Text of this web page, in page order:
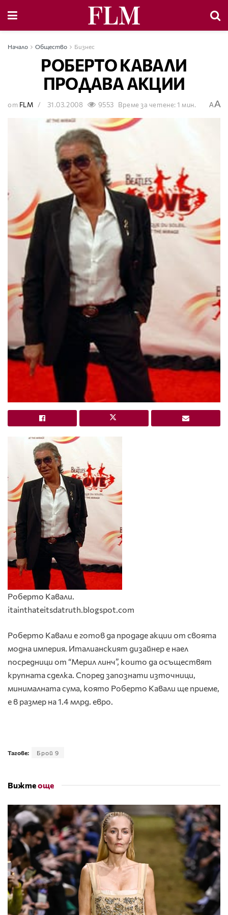
Начало Общество Бизнес
РОБЕРТО КАВАЛИ
ПРОДАВА АКЦИИ
от FLM 31.03.2008 9553 Време за четене: 1 мин. AA
Роберто Кавали.
itainthateitsdatruth.blogspot.com
Роберто Кавали е готов да продаде акции от своята
модна империя. Италианският дизайнер е наел
посредници от “Мерил линч”, които да осъществят
крупната сделка. Според запознати източници,
минималната сума, която Роберто Кавали ще приеме,
е в размер на 1.4 млрд. евро.
Тагове: Брой 9
Вижтеоще